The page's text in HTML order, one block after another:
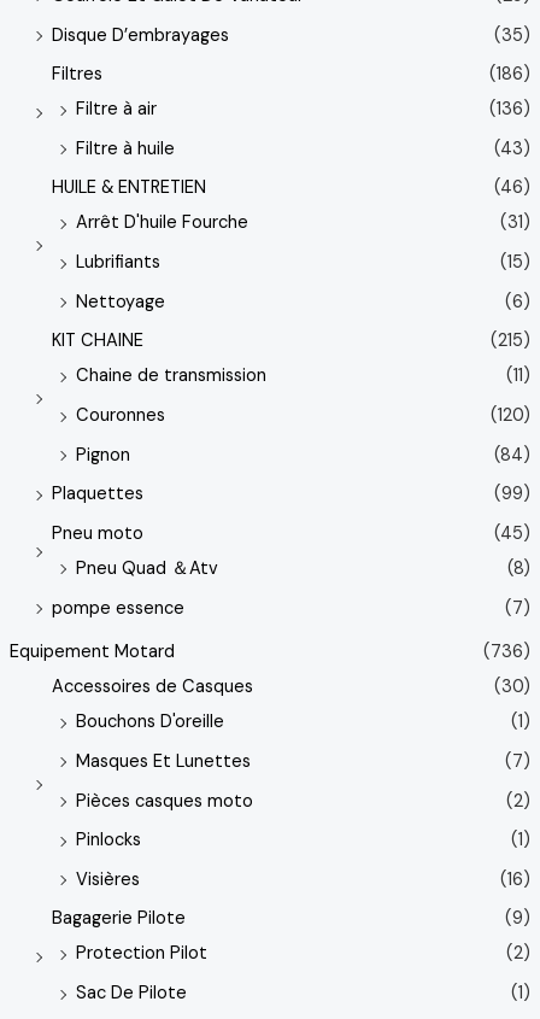
Disque D’embrayages
(35)
Filtres
(186)
Filtre à air
(136)
Filtre à huile
(43)
HUILE & ENTRETIEN
(46)
Arrêt D'huile Fourche
(31)
Lubrifiants
(15)
Nettoyage
(6)
KIT CHAINE
(215)
Chaine de transmission
(11)
Couronnes
(120)
Pignon
(84)
Plaquettes
(99)
Pneu moto
(45)
Pneu Quad ＆Atv
(8)
pompe essence
(7)
Equipement Motard
(736)
Accessoires de Casques
(30)
Bouchons D'oreille
(1)
Masques Et Lunettes
(7)
Pièces casques moto
(2)
Pinlocks
(1)
Visières
(16)
Bagagerie Pilote
(9)
Protection Pilot
(2)
Sac De Pilote
(1)